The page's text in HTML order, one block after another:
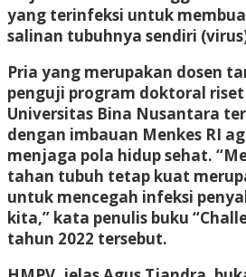
yang terinfeksi untuk
salinan tubuhnya sendiri
Pria yang merupakan dosen
penguji program doktoral
Universitas Bina Nusantara
dengan imbauan Menkes RI
menjaga pola hidup sehat.
tahan tubuh tetap kuat
untuk mencegah infeksi
kita,” kata penulis buku
tahun 2022 tersebut.